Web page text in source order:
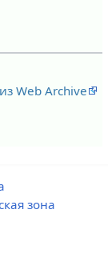
Web Archive
зона